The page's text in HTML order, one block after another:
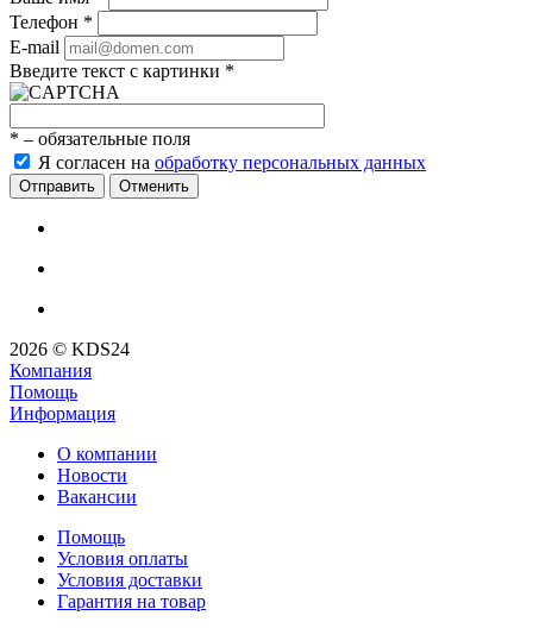
Телефон *
E-mail
Введите текст с картинки *
* – обязательные поля
Я согласен на обработку персональных данных
Отменить
2026 © KDS24
Компания
Помощь
Информация
О компании
Новости
Вакансии
Помощь
Условия оплаты
Условия доставки
Гарантия на товар